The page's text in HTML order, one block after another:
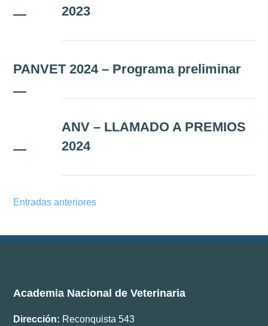
2023
—
PANVET 2024 – Programa preliminar
—
ANV – LLAMADO A PREMIOS
2024
—
Entradas anteriores
Academia Nacional de Veterinaria
Dirección: Reconquista 543